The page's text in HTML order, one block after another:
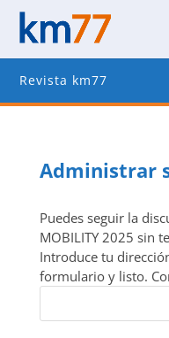
Revista km77
Administrar
Puedes seguir la
MOBILITY 2025 sin
Introduce tu
formulario y listo.